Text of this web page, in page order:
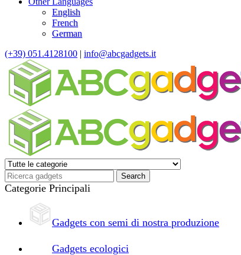
English
French
German
(+39) 051.4128100 | info@abcgadgets.it
Categorie Principali
Gadgets con semi di nostra produzione
Gadgets ecologici